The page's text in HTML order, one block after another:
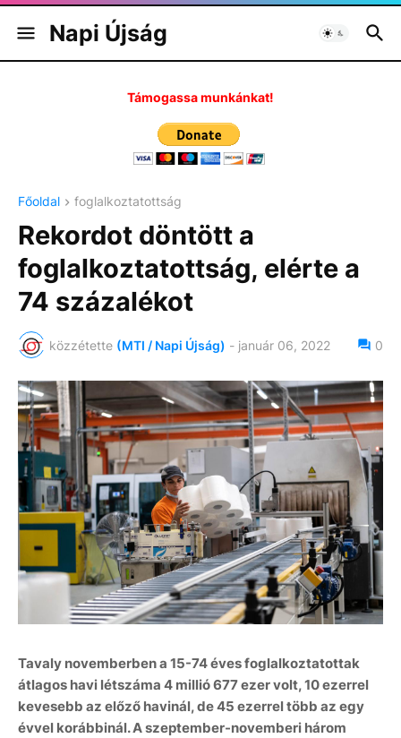
Napi Újság
Támogassa munkánkat!
Főoldal foglalkoztatottság
Rekordot döntött a
foglalkoztatottság, elérte a
74 százalékot
közzétette (MTI / Napi Újság) - január 06, 2022 0
Tavaly novemberben a 15-74 éves foglalkoztatottak
átlagos havi létszáma 4 millió 677 ezer volt, 10 ezerrel
kevesebb az előző havinál, de 45 ezerrel több az egy
évvel korábbinál. A szeptember-novemberi három